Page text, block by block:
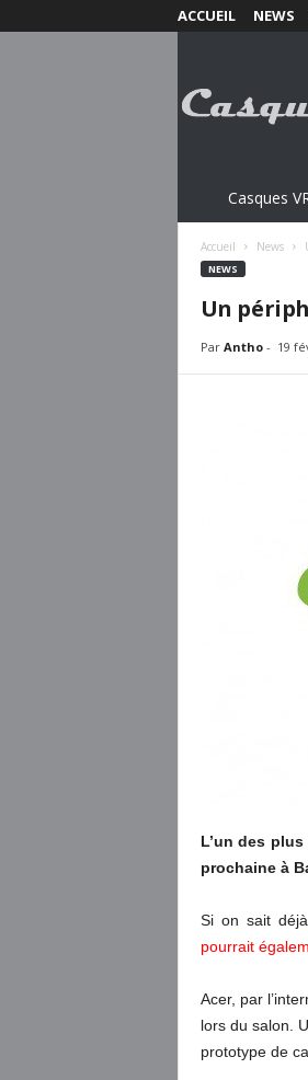
ACCUEIL NEWS
s
Casques
Accueil News
NEWS
Un
Par Antho- 19
L’un des
prochaine à
Si on sait
pourrait
Acer, par
lors du salon.
prototype de